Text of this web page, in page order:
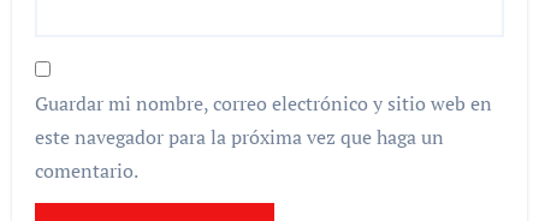
Guardar mi nombre, correo electrónico y sitio web en
este navegador para la próxima vez que haga un
comentario.